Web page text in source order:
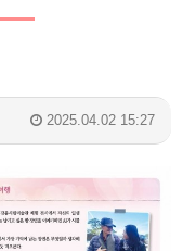
2025.04.02 15:27